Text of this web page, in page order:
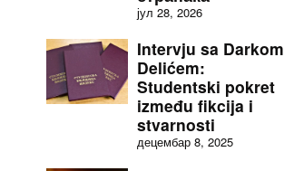
јул 28, 2026
Intervju sa Darkom
Delićem:
Studentski pokret
između fikcija i
stvarnosti
децембар 8, 2025